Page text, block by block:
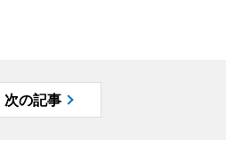
次の記事